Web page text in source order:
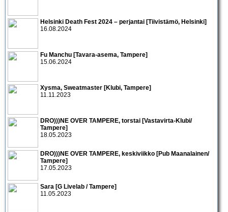
Helsinki Death Fest 2024 – perjantai [Tiivistämö, Helsinki]
16.08.2024
Fu Manchu [Tavara-asema, Tampere]
15.06.2024
Xysma, Sweatmaster [Klubi, Tampere]
11.11.2023
DRO)))NE OVER TAMPERE, torstai [Vastavirta-Klubi/
Tampere]
18.05.2023
DRO)))NE OVER TAMPERE, keskiviikko [Pub Maanalainen/
Tampere]
17.05.2023
Sara [G Livelab / Tampere]
11.05.2023